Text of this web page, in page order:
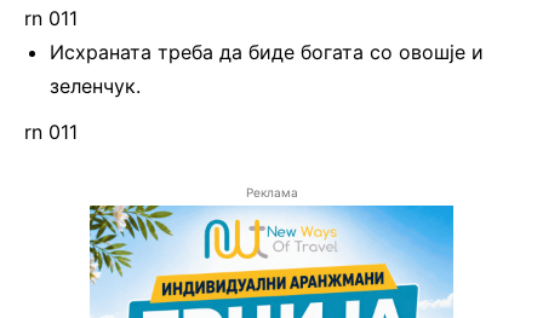
rn 011
Исхраната треба да биде богата со овошје и
зеленчук.
rn 011
Реклама